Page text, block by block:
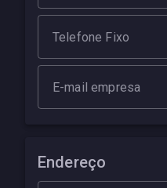
Telefone Fixo
E-mail empresa
Endereço